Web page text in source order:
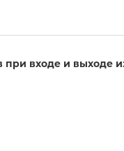
входе и выходе